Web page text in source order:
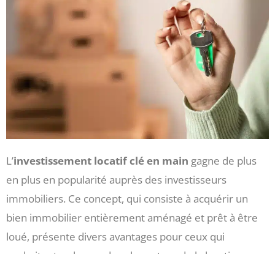
L’investissement locatif clé en main gagne de plus
en plus en popularité auprès des investisseurs
immobiliers. Ce concept, qui consiste à acquérir un
bien immobilier entièrement aménagé et prêt à être
loué, présente divers avantages pour ceux qui